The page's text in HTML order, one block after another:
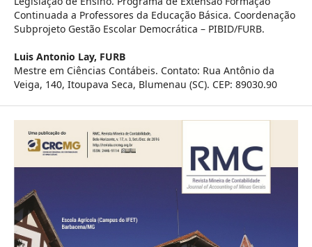
Continuada a Professores da Educação Básica. Coordenação
Subprojeto Gestão Escolar Democrática – PIBID/FURB.
Luis Antonio Lay, FURB
Mestre em Ciências Contábeis. Contato: Rua Antônio da
Veiga, 140, Itoupava Seca, Blumenau (SC). CEP: 89030.90